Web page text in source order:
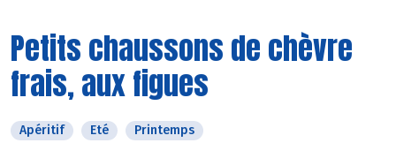
Petits chaussons de chèvre
frais, aux figues
Apéritif Eté Printemps